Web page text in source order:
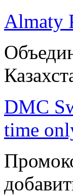
Almaty
DMC
time